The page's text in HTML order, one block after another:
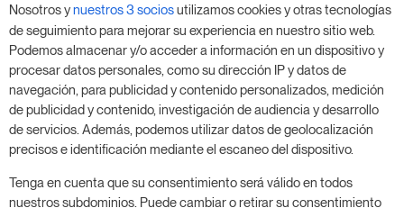
Aprovecha nuestra prueba de 14 días y mejora tu
negocio, sin compromiso.
Agenda una reunión para empezar tu prueba
gratuita de 14 días.
Inicia tu prueba gratuita
Nosotros ynuestros 3 sociosutilizamos cookies y otras tecnologías
de seguimiento para mejorar su experiencia en nuestro sitio web.
Podemos almacenar y/o acceder a información en un dispositivo y
procesar datos personales, como su dirección IP y datos de
navegación, para publicidad y contenido personalizados, medición
de publicidad y contenido, investigación de audiencia y desarrollo
de servicios. Además, podemos utilizar datos de geolocalización
precisos e identificación mediante el escaneo del dispositivo.
Tenga en cuenta que su consentimiento será válido en todos
nuestros subdominios. Puede cambiar o retirar su consentimiento